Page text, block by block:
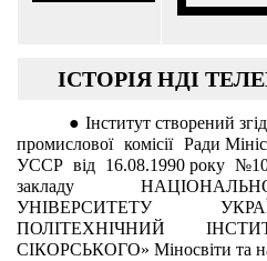
ІСТОРІЯ НДІ
● Інститут створений
промислової  комісії  Ради
УССР  від  16.08.1990 року
закладу
УНІВЕРСИТЕТУ
ПОЛІТЕХНІЧНИЙ
СІКОРСЬКОГО» Міносвіти та